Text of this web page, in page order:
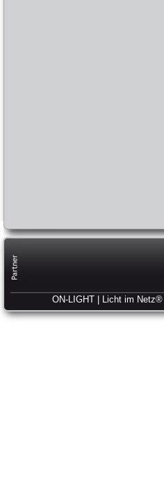
ON-LIGHT | Licht im Netz®